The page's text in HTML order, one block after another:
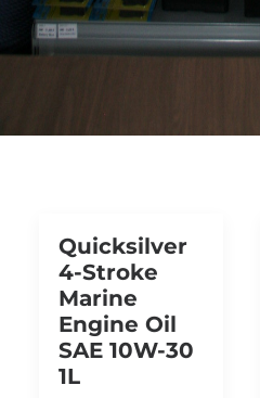
Quicksilver
4-Stroke
Marine
Engine Oil
SAE 10W-30
1L